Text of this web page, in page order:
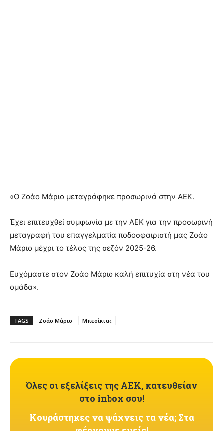
«Ο Ζοάο Μάριο μεταγράφηκε προσωρινά στην ΑΕΚ.
Έχει επιτευχθεί συμφωνία με την ΑΕΚ για την προσωρινή
μεταγραφή του επαγγελματία ποδοσφαιριστή μας Ζοάο
Μάριο μέχρι το τέλος της σεζόν 2025-26.
Ευχόμαστε στον Ζοάο Μάριο καλή επιτυχία στη νέα του
ομάδα».
TAGS Ζοάο Μάριο Μπεσίκτας